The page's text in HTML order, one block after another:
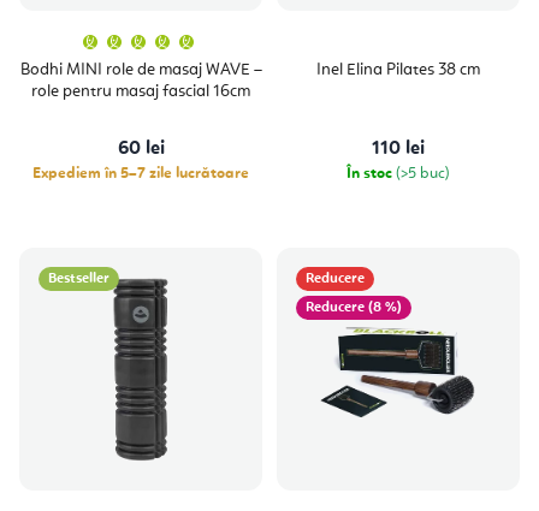
Bodhi MINI role de masaj WAVE –
role pentru masaj fascial 16cm
a
produsului
este
60 lei
Expediem în 5–7 zile lucrătoare
Inel Elina Pilates 38 cm
110 lei
În stoc (>5 buc)
Bestseller
Reducere
(8 %)